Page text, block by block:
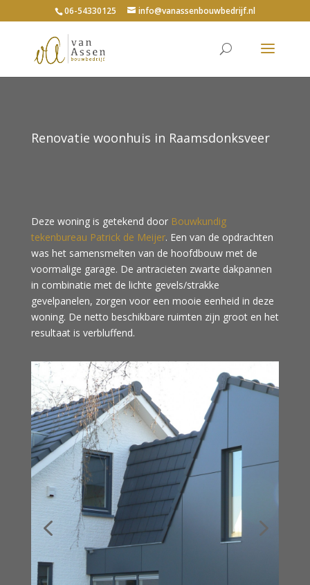
06-54330125 info@vanassenbouwbedrijf.nl
Renovatie woonhuis in Raamsdonksveer
Deze woning is getekend door Bouwkundig
tekenbureau Patrick de Meijer. Een van de opdrachten
was het samensmelten van de hoofdbouw met de
voormalige garage. De antracieten zwarte dakpannen
in combinatie met de lichte gevels/strakke
gevelpanelen, zorgen voor een mooie eenheid in deze
woning. De netto beschikbare ruimten zijn groot en het
resultaat is verbluffend.